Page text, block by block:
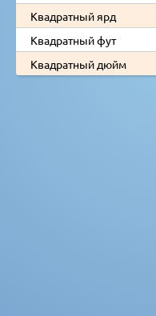
Квадратный ярд
Квадратный фут
Квадратный дюйм